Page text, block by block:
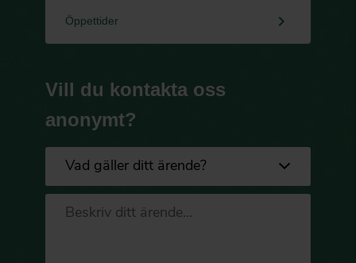
Öppettider keyboard_arrow_right
Vill du kontakta oss
anonymt?